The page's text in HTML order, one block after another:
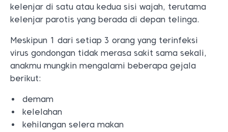
kelenjar di satu atau kedua sisi wajah, terutama
kelenjar parotis yang berada di depan telinga.
Meskipun 1 dari setiap 3 orang yang terinfeksi
virus gondongan tidak merasa sakit sama sekali,
anakmu mungkin mengalami beberapa gejala
berikut:
demam
kelelahan
kehilangan selera makan